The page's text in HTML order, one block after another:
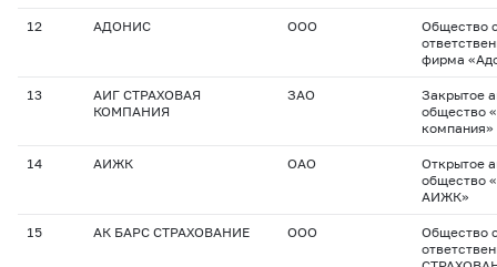
12 АДОНИС ООО
Общество
фирма
13
АИГ СТРАХОВАЯ
КОМПАНИЯ
ЗАО
Закрытое
общество
компания»
14 АИЖК ОАО
Открытое
общество
АИЖК»
15 АК БАРС СТРАХОВАНИЕ ООО
Общество